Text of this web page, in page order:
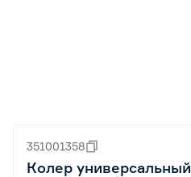
351001358
Колер